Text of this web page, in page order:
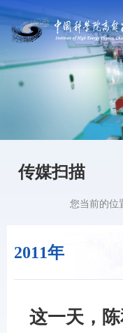
传媒扫描
2011年
您当前的位
这一天，